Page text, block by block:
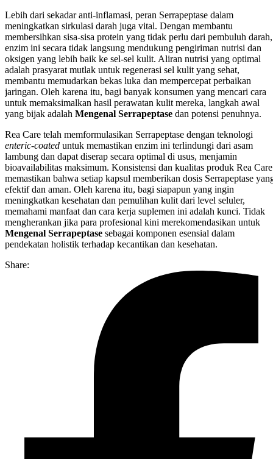
Lebih dari sekadar anti-inflamasi, peran Serrapeptase dalam
meningkatkan sirkulasi darah juga vital. Dengan membantu
membersihkan sisa-sisa protein yang tidak perlu dari pembuluh darah,
enzim ini secara tidak langsung mendukung pengiriman nutrisi dan
oksigen yang lebih baik ke sel-sel kulit. Aliran nutrisi yang optimal
adalah prasyarat mutlak untuk regenerasi sel kulit yang sehat,
membantu memudarkan bekas luka dan mempercepat perbaikan
jaringan. Oleh karena itu, bagi banyak konsumen yang mencari cara
untuk memaksimalkan hasil perawatan kulit mereka, langkah awal
yang bijak adalah Mengenal Serrapeptase dan potensi penuhnya.
Rea Care telah memformulasikan Serrapeptase dengan teknologi
enteric-coated untuk memastikan enzim ini terlindungi dari asam
lambung dan dapat diserap secara optimal di usus, menjamin
bioavailabilitas maksimum. Konsistensi dan kualitas produk Rea Care
memastikan bahwa setiap kapsul memberikan dosis Serrapeptase
efektif dan aman. Oleh karena itu, bagi siapapun yang ingin
meningkatkan kesehatan dan pemulihan kulit dari level seluler,
memahami manfaat dan cara kerja suplemen ini adalah kunci. Tidak
mengherankan jika para profesional kini merekomendasikan untuk
Mengenal Serrapeptase sebagai komponen esensial dalam
pendekatan holistik terhadap kecantikan dan kesehatan.
Share: